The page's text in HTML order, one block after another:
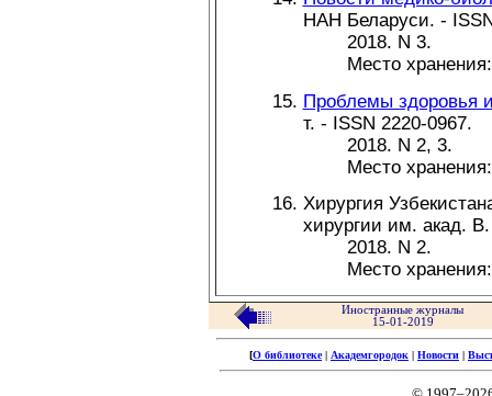
НАН Беларуси. -
2018. N 3.
Место
Проблемы здоровья
т. - ISSN 2220-0967.
2018. N 2, 3.
Место
Хирургия
хирургии им. акад.
2018. N 2.
Место
Иностранные журналы
15-01-2019
[О библиотеке| Академгородок | Новости |